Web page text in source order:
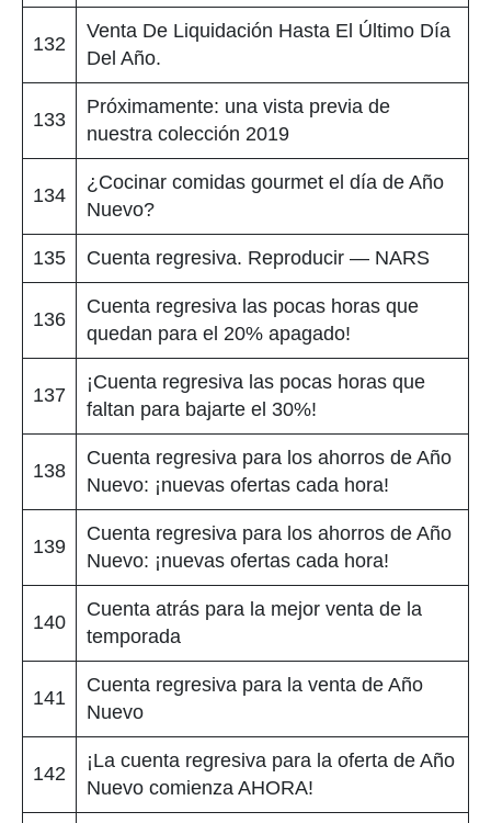
132
Venta De Liquidación Hasta El Último Día
Del Año.
133
Próximamente: una vista previa de
nuestra colección 2019
134
¿Cocinar comidas gourmet el día de Año
Nuevo?
135 Cuenta regresiva. Reproducir — NARS
136
Cuenta regresiva las pocas horas que
quedan para el 20% apagado!
137
¡Cuenta regresiva las pocas horas que
faltan para bajarte el 30%!
138
Cuenta regresiva para los ahorros de Año
Nuevo: ¡nuevas ofertas cada hora!
139
Cuenta regresiva para los ahorros de Año
Nuevo: ¡nuevas ofertas cada hora!
140
Cuenta atrás para la mejor venta de la
temporada
141
Cuenta regresiva para la venta de Año
Nuevo
142
¡La cuenta regresiva para la oferta de Año
Nuevo comienza AHORA!